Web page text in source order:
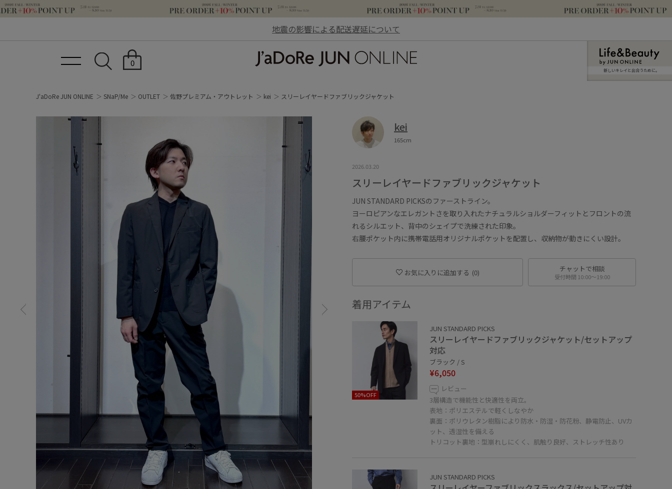
地震の影響による配送遅延について
0
新しいキレイと出合うために。
J'aDoRe JUN ONLINE SNaP/Me OUTLET 佐野プレミアム・アウトレット kei スリーレイヤードファブリックジャケット
kei
165cm
2026.03.20
スリーレイヤードファブリックジャケット
JUN STANDARD PICKSのファーストライン。
ヨーロピアンなエレガントさを取り入れたナチュラルショルダーフィットとフロントの流
れるシルエット、背中のシェイプで洗練された印象。
右腰ポケット内に携帯電話用オリジナルポケットを配置し、収納物が動きにくい設計。
お気に入りに追加する (0) チャットで相談
受付時間 10:00〜19:00
着用アイテム
50%OFF
JUN STANDARD PICKS
スリーレイヤードファブリックジャケット/セットアップ
対応
ブラック / S
¥6,050
レビュー
3層構造で機能性と快適性を両立。
表地：ポリエステルで軽くしなやか
裏面：ポリウレタン樹脂により防水・防湿・防花粉、静電防止、UVカ
ット、透湿性を備える
トリコット裏地：型崩れしにくく、肌触り良好、ストレッチ性あり
JUN STANDARD PICKS